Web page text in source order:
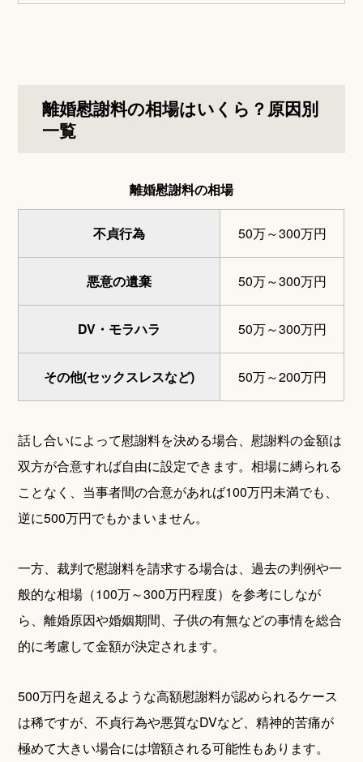
離婚慰謝料の相場はいくら？原因別
一覧
離婚慰謝料の相場
不貞行為 50万～300万円
悪意の遺棄 50万～300万円
DV・モラハラ 50万～300万円
その他(セックスレスなど) 50万～200万円
話し合いによって慰謝料を決める場合、慰謝料の金額は
双方が合意すれば自由に設定できます。相場に縛られる
ことなく、当事者間の合意があれば100万円未満でも、
逆に500万円でもかまいません。
一方、裁判で慰謝料を請求する場合は、過去の判例や一
般的な相場（100万～300万円程度）を参考にしなが
ら、離婚原因や婚姻期間、子供の有無などの事情を総合
的に考慮して金額が決定されます。
500万円を超えるような高額慰謝料が認められるケース
は稀ですが、不貞行為や悪質なDVなど、精神的苦痛が
極めて大きい場合には増額される可能性もあります。